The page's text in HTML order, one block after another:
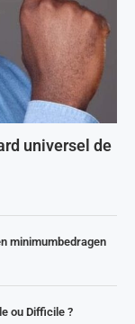
universel de
minimumbedragen
ou Difficile ?